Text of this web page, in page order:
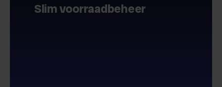
Slim voorraadbeheer